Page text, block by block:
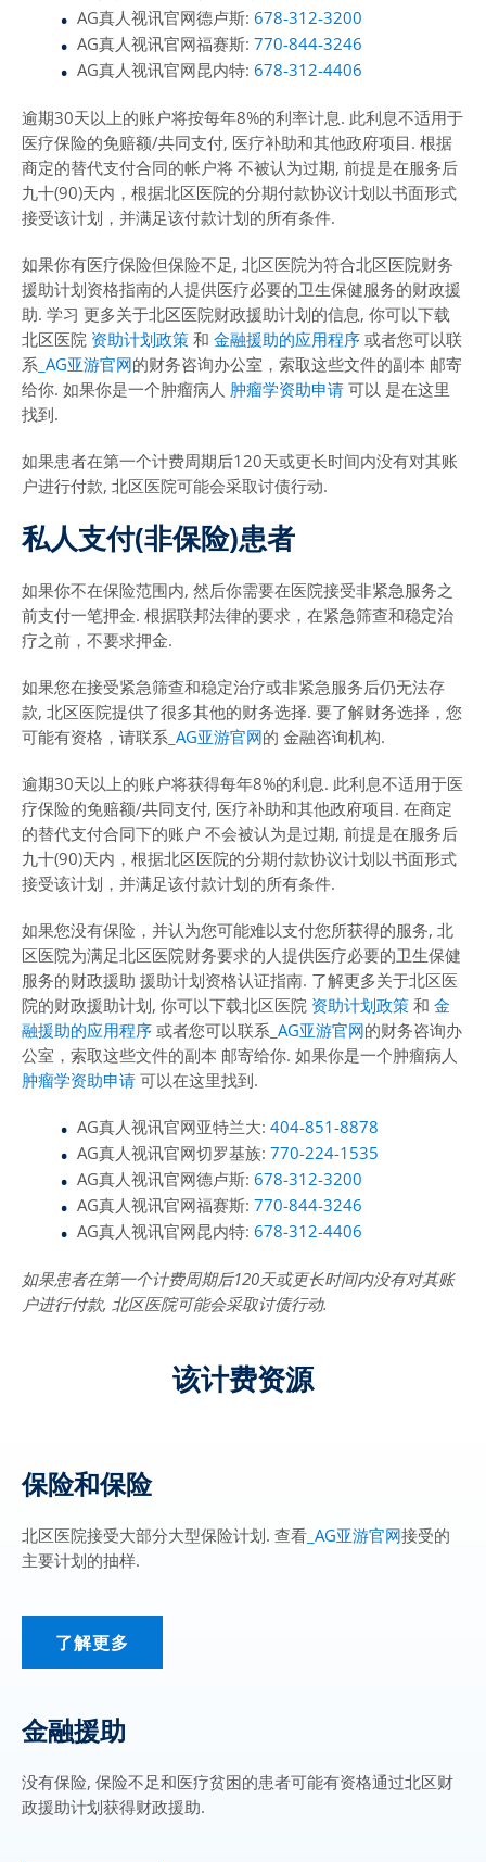
AG真人视讯官网德卢斯: 678-312-3200
AG真人视讯官网福赛斯: 770-844-3246
AG真人视讯官网昆内特: 678-312-4406
逾期30天以上的账户将按每年8%的利率计息. 此利息不适用于
医疗保险的免赔额/共同支付, 医疗补助和其他政府项目. 根据
商定的替代支付合同的帐户将 不被认为过期, 前提是在服务后
九十(90)天内，根据北区医院的分期付款协议计划以书面形式
接受该计划，并满足该付款计划的所有条件.
如果你有医疗保险但保险不足, 北区医院为符合北区医院财务
援助计划资格指南的人提供医疗必要的卫生保健服务的财政援
助. 学习 更多关于北区医院财政援助计划的信息, 你可以下载
北区医院 资助计划政策 和 金融援助的应用程序 或者您可以联
系 _AG亚游官网的财务咨询办公室，索取这些文件的副本 邮寄
给你. 如果你是一个肿瘤病人 肿瘤学资助申请 可以 是在这里
找到.
如果患者在第一个计费周期后120天或更长时间内没有对其账
户进行付款, 北区医院可能会采取讨债行动.
私人支付(非保险)患者
如果你不在保险范围内, 然后你需要在医院接受非紧急服务之
前支付一笔押金. 根据联邦法律的要求，在紧急筛查和稳定治
疗之前，不要求押金.
如果您在接受紧急筛查和稳定治疗或非紧急服务后仍无法存
款, 北区医院提供了很多其他的财务选择. 要了解财务选择，您
可能有资格，请联系 _AG亚游官网的 金融咨询机构.
逾期30天以上的账户将获得每年8%的利息. 此利息不适用于医
疗保险的免赔额/共同支付, 医疗补助和其他政府项目. 在商定
的替代支付合同下的账户 不会被认为是过期, 前提是在服务后
九十(90)天内，根据北区医院的分期付款协议计划以书面形式
接受该计划，并满足该付款计划的所有条件.
如果您没有保险，并认为您可能难以支付您所获得的服务, 北
区医院为满足北区医院财务要求的人提供医疗必要的卫生保健
服务的财政援助 援助计划资格认证指南. 了解更多关于北区医
院的财政援助计划, 你可以下载北区医院 资助计划政策 和 金
融援助的应用程序 或者您可以联系 _AG亚游官网的财务咨询办
公室，索取这些文件的副本 邮寄给你. 如果你是一个肿瘤病人
肿瘤学资助申请 可以在这里找到.
AG真人视讯官网亚特兰大: 404-851-8878
AG真人视讯官网切罗基族: 770-224-1535
AG真人视讯官网德卢斯: 678-312-3200
AG真人视讯官网福赛斯: 770-844-3246
AG真人视讯官网昆内特: 678-312-4406
如果患者在第一个计费周期后120天或更长时间内没有对其账
户进行付款, 北区医院可能会采取讨债行动.
该计费资源
保险和保险
北区医院接受大部分大型保险计划. 查看 _AG亚游官网接受的
主要计划的抽样.
了解更多
金融援助
没有保险, 保险不足和医疗贫困的患者可能有资格通过北区财
政援助计划获得财政援助.